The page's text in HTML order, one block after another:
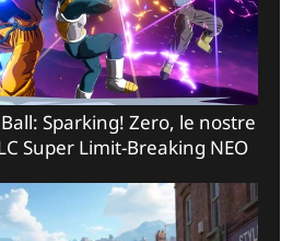
Sparking! Zero, le nostre
Super Limit-Breaking NEO